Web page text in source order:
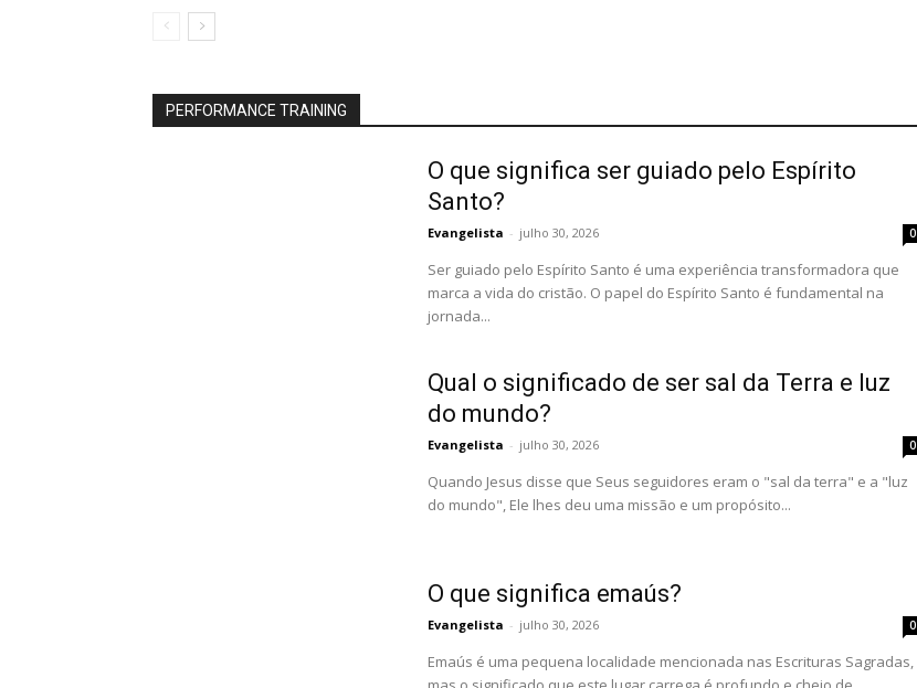
PERFORMANCE TRAINING
O que significa ser guiado pelo Espírito
Santo?
Evangelista - julho 30, 2026 0
Ser guiado pelo Espírito Santo é uma experiência transformadora que
marca a vida do cristão. O papel do Espírito Santo é fundamental na
jornada...
Qual o significado de ser sal da Terra e luz
do mundo?
Evangelista - julho 30, 2026 0
Quando Jesus disse que Seus seguidores eram o "sal da terra" e a "luz
do mundo", Ele lhes deu uma missão e um propósito...
O que significa emaús?
Evangelista - julho 30, 2026 0
Emaús é uma pequena localidade mencionada nas Escrituras Sagradas,